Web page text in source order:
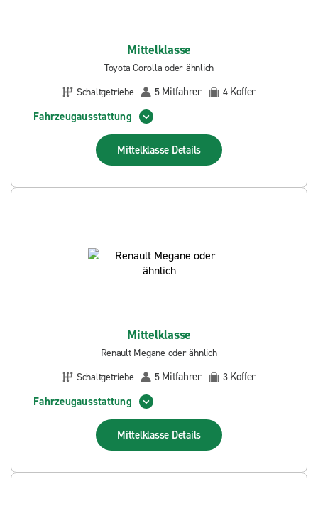
Mittelklasse
Toyota Corolla oder ähnlich
Schaltgetriebe
5 Mitfahrer 4 Koffer
Fahrzeugausstattung
Mittelklasse Details
Mittelklasse
Renault Megane oder ähnlich
Schaltgetriebe
5 Mitfahrer 3 Koffer
Fahrzeugausstattung
Mittelklasse Details